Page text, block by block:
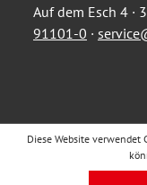
Auf dem Esch 4 ·
91101-0 ·
Diese Website verwendet